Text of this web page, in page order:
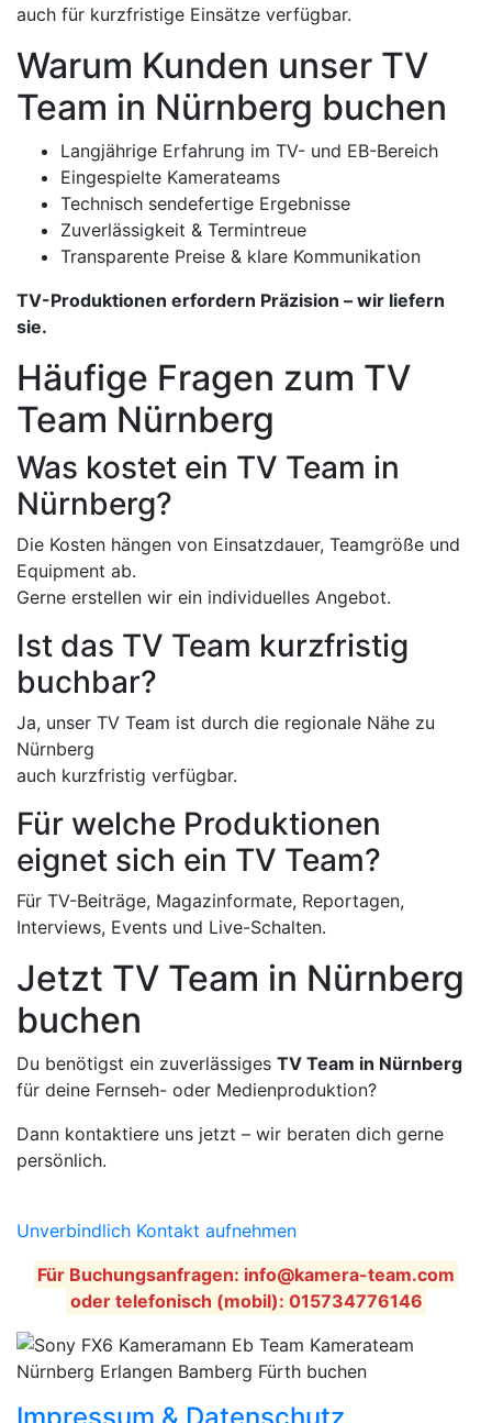
auch für kurzfristige Einsätze verfügbar.
Warum Kunden unser TV
Team in Nürnberg buchen
Langjährige Erfahrung im TV- und EB-Bereich
Eingespielte Kamerateams
Technisch sendefertige Ergebnisse
Zuverlässigkeit & Termintreue
Transparente Preise & klare Kommunikation
TV-Produktionen erfordern Präzision – wir liefern
sie.
Häufige Fragen zum TV
Team Nürnberg
Was kostet ein TV Team in
Nürnberg?
Die Kosten hängen von Einsatzdauer, Teamgröße und
Equipment ab.
Gerne erstellen wir ein individuelles Angebot.
Ist das TV Team kurzfristig
buchbar?
Ja, unser TV Team ist durch die regionale Nähe zu
Nürnberg
auch kurzfristig verfügbar.
Für welche Produktionen
eignet sich ein TV Team?
Für TV-Beiträge, Magazinformate, Reportagen,
Interviews, Events und Live-Schalten.
Jetzt TV Team in Nürnberg
buchen
Du benötigst ein zuverlässiges TV Team in Nürnberg
für deine Fernseh- oder Medienproduktion?
Dann kontaktiere uns jetzt – wir beraten dich gerne
persönlich.
Unverbindlich Kontakt aufnehmen
Für Buchungsanfragen: info@kamera-team.com
oder telefonisch (mobil): 015734776146